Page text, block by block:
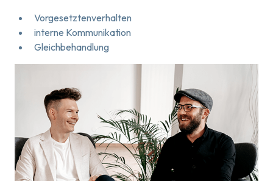
Vorgesetztenverhalten
interne Kommunikation
Gleichbehandlung